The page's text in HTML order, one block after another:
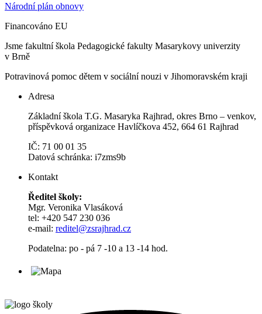
Národní plán obnovy
Financováno EU
Jsme fakultní škola Pedagogické fakulty Masarykovy univerzity
v Brně
Potravinová pomoc dětem v sociální nouzi v Jihomoravském kraji
Adresa
Základní škola T.G. Masaryka Rajhrad, okres Brno – venkov,
příspěvková organizace Havlíčkova 452, 664 61 Rajhrad
IČ: 71 00 01 35
Datová schránka: i7zms9b
Kontakt
Ředitel školy:
Mgr. Veronika Vlasáková
tel: +420 547 230 036
e-mail: reditel@zsrajhrad.cz
Podatelna: po - pá 7 -10 a 13 -14 hod.